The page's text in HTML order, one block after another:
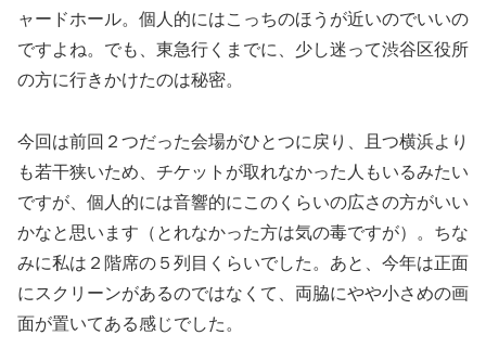
ャードホール。個人的にはこっちのほうが近いのでいいの
ですよね。でも、東急行くまでに、少し迷って渋谷区役所
の方に行きかけたのは秘密。
今回は前回２つだった会場がひとつに戻り、且つ横浜より
も若干狭いため、チケットが取れなかった人もいるみたい
ですが、個人的には音響的にこのくらいの広さの方がいい
かなと思います（とれなかった方は気の毒ですが）。ちな
みに私は２階席の５列目くらいでした。あと、今年は正面
にスクリーンがあるのではなくて、両脇にやや小さめの画
面が置いてある感じでした。